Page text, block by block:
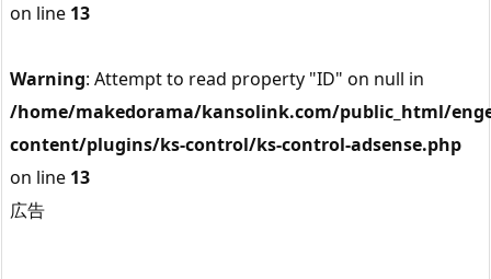
on line 13
Warning: Attempt to read property "ID" on null in
/home/makedorama/kansolink.com/public_html/
content/plugins/ks-control/ks-control-adsense.php
on line 13
広告